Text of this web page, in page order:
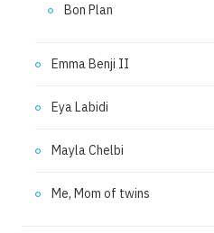
Bon Plan
Emma Benji II
Eya Labidi
Mayla Chelbi
Me, Mom of twins